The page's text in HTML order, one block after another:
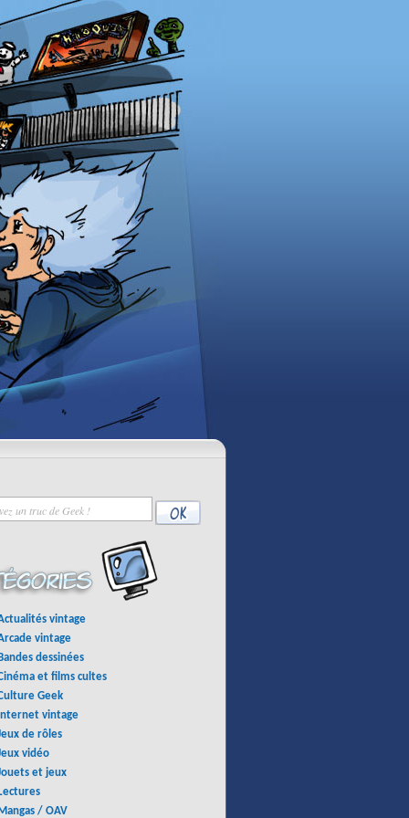
vintage
vintage
dessinées
et films cultes
Geek
vintage
de rôles
vidéo
et jeux
/ OAV